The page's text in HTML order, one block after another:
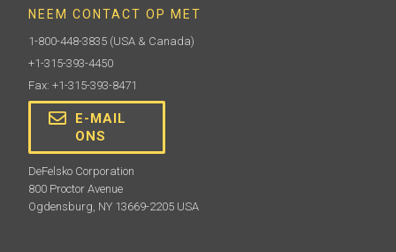
NEEM CONTACT OP MET
1-800-448-3835 (USA & Canada)
+1-315-393-4450
Fax: +1-315-393-8471
E-MAIL
ONS
DeFelsko Corporation
800 Proctor Avenue
Ogdensburg, NY 13669-2205 USA